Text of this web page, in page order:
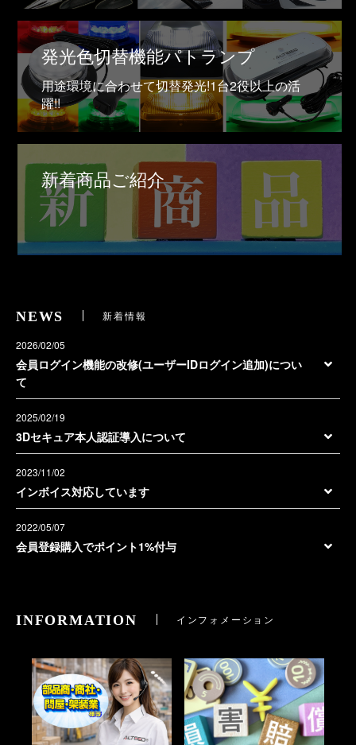
発光色切替機能パトランプ
用途環境に合わせて切替発光!1台2役以上の活
躍!!
新着商品ご紹介
NEWS 新着情報
2026/02/05
会員ログイン機能の改修(ユーザーIDログイン追加)につい
て
2025/02/19
3Dセキュア本人認証導入について
2023/11/02
インボイス対応しています
2022/05/07
会員登録購入でポイント1%付与
INFORMATION インフォメーション